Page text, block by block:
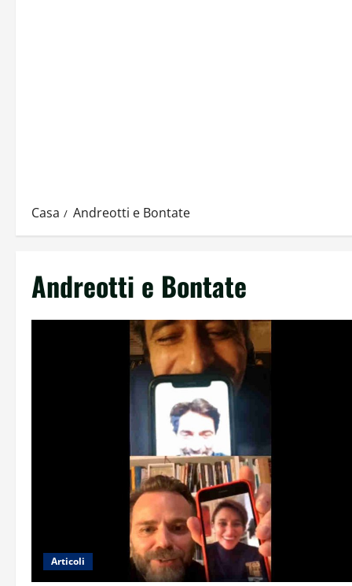
Casa Andreotti e Bontate
Andreotti e Bontate
Articoli